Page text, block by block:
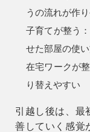
うの流れが作
子育てが整う：
せた部屋の使
在宅ワークが整
り替えやすい
引越し後は、最
善していく感覚